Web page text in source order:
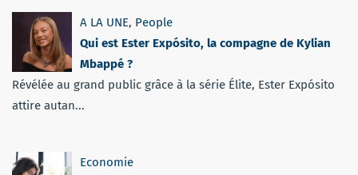
A LA UNE, People
Qui est Ester Expósito, la compagne de Kylian
Mbappé ?
Révélée au grand public grâce à la série Élite, Ester Expósito
attire autan...
Economie